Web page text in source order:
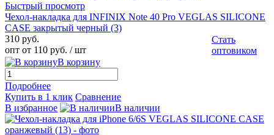
Быстрый просмотр
Чехол-накладка для INFINIX Note 40 Pro VEGLAS SILICONE
CASE закрытый черный (3)
310 руб.
опт от 110 руб. / шт
Стать
оптовиком
В корзину
Подробнее
Купить в 1 клик Сравнение
В избранное
В наличии